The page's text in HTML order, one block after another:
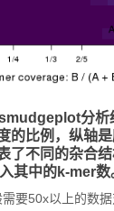
分析
的比例，纵轴
了不同的杂合
其中的k-mer数
要50x以上的数据